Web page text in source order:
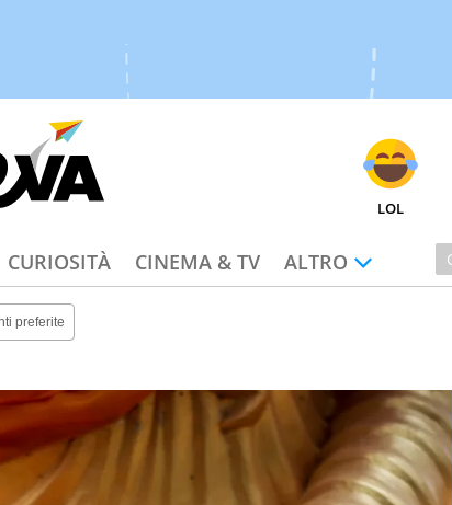
LOL
CURIOSITÀ CINEMA & TV ALTRO
preferite